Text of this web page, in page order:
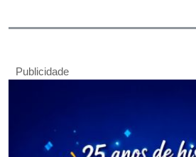
Publicidade